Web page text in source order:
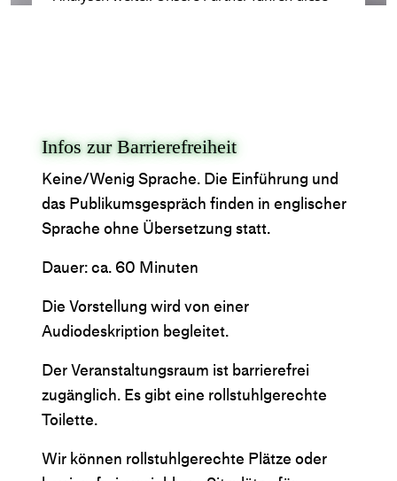
→Ablehnen
→ Mehr zum Datenschutz
Infos zur Barrierefreiheit
Keine/Wenig Sprache. Die Einführung und
das Publikumsgespräch finden in englischer
Sprache ohne Übersetzung statt.
Dauer: ca. 60 Minuten
Die Vorstellung wird von einer
Audiodeskription begleitet.
Der Veranstaltungsraum ist barrierefrei
zugänglich. Es gibt eine rollstuhlgerechte
Toilette.
Wir können rollstuhlgerechte Plätze oder